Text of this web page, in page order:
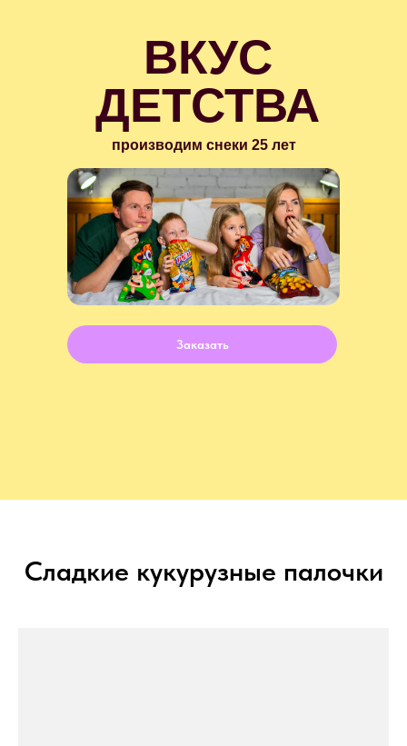
производим снеки 25 лет
ВКУС
ДЕТСТВА
Заказать
Сладкие кукурузные палочки